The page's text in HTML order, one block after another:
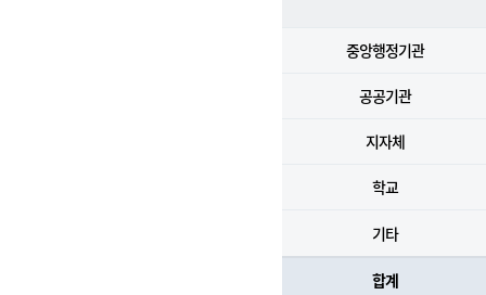
중앙행정기관
공공기관
지자체
학교
기타
합계